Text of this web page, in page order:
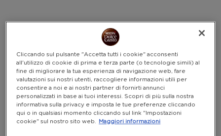
salvata
Cliccando sul pulsante "Accetta tutti i cookie" acconsenti
all'utilizzo di cookie di prima e terza parte (o tecnologie simili) al
fine di migliorare la tua esperienza di navigazione web, fare
valutazioni sui nostri utenti, raccogliere informazioni utili per
consentire a noi e ai nostri partner di fornirti annunci
personalizzati in base ai tuoi interessi. Scopri di più sulla nostra
informativa sulla privacy e imposta le tue preferenze cliccando
qui o in qualsiasi momento cliccando sul link "Impostazioni
cookie" sul nostro sito web.
Maggiori informazioni